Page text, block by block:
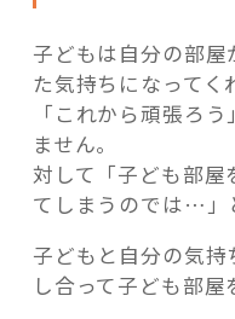
子どもは自分の部
た気持ちになってく
「これから頑張ろ
ません。
対して「子ども部屋
てしまうのでは…」
子どもと自分の気
し合って子ども部屋